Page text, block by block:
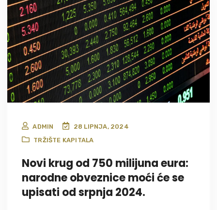
ADMIN
28 LIPNJA, 2024
TRŽIŠTE KAPITALA
Novi krug od 750 milijuna eura:
narodne obveznice moći će se
upisati od srpnja 2024.